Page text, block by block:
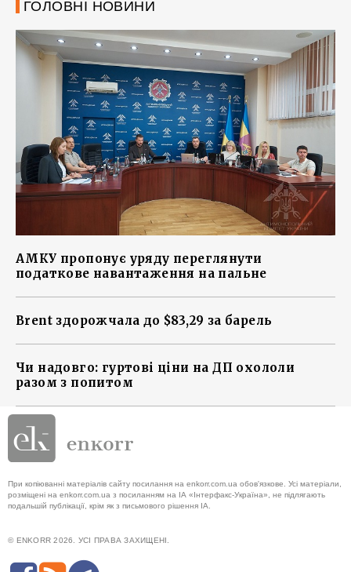
ГОЛОВНІ НОВИНИ
АМКУ пропонує уряду переглянути
податкове навантаження на пальне
Brent здорожчала до $83,29 за барель
Чи надовго: гуртові ціни на ДП охололи
разом з попитом
При копіюванні матеріалів сайту посилання на enkorr.com.ua обов'язкове. Усі матеріали,
розміщені на enkorr.com.ua з посиланням на ІА «Інтерфакс-Україна», не підлягають
подальшій публікації, крім як з письмового рішення ІА.
© ENKORR 2026. УСІ ПРАВА ЗАХИЩЕНІ.